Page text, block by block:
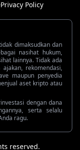
Privacy Policy
dimaksudkan dan
nasihat hukum,
lainnya. Tidak ada
rekomendasi,
maupun penyedia
aset kripto atau
dengan dana
serta selalu
ragu.
reserved.